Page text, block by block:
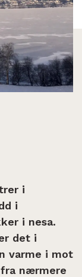
i
i
i nesa.
det i
varme i mot
nærmere